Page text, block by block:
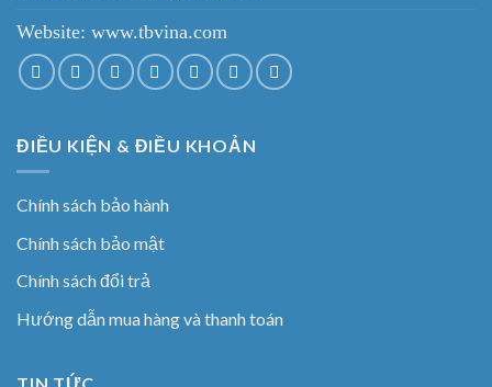
Website: www.tbvina.com
ĐIỀU KIỆN & ĐIỀU KHOẢN
Chính sách bảo hành
Chính sách bảo mật
Chính sách đổi trả
Hướng dẫn mua hàng và thanh toán
TIN TỨC